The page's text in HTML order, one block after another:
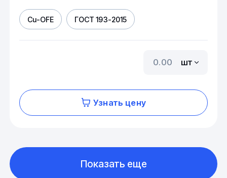
Cu-OFE ГОСТ 193-2015
шт
Узнать цену
Показать еще